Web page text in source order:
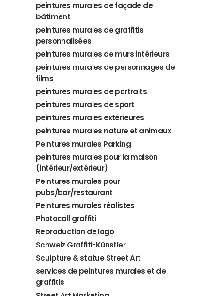
peintures murales de façade de
bâtiment
peintures murales de graffitis
personnalisées
peintures murales de murs intérieurs
peintures murales de personnages de
films
peintures murales de portraits
peintures murales de sport
peintures murales extérieures
peintures murales nature et animaux
Peintures murales Parking
peintures murales pour la maison
(intérieur/extérieur)
Peintures murales pour
pubs/bar/restaurant
Peintures murales réalistes
Photocall graffiti
Reproduction de logo
Schweiz Graffiti-Künstler
Sculpture & statue Street Art
services de peintures murales et de
graffitis